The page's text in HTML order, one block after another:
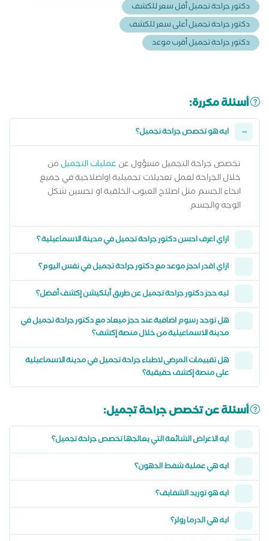
دكتور جراحة تجميل أقل سعر للكشف
دكتور جراحة تجميل أعلى سعر للكشف
دكتور جراحة تجميل أقرب موعد
أسئلة مكررة:
ايه هو تخصص جراحة تجميل؟
تخصص جراحة التجميل مسؤول عن عمليات التجميل من
خلال الجراحة لعمل تعديلات تجميلية اواصلاحية في جميع
انحاء الجسم مثل اصلاح العيوب الخلقية او تحسين شكل
الوجه والجسم
ازاي اعرف احسن دكتور جراحة تجميل في مدينة الاسماعيلية ؟
ازاي اقدر احجز موعد مع دكتور جراحة تجميل في نفس اليوم؟
ليه حجز دكتور جراحة تجميل عن طريق أبلكيشن إكشف أفضل؟
هل توجد رسوم اضافية عند حجز ميعاد مع دكتور جراحة تجميل في
مدينة الاسماعيلية من خلال منصة إكشف؟
هل تقييمات المرضى لاطباء جراحة تجميل في مدينة الاسماعيلية
على منصة إكشف حقيقية؟
أسئلة عن تخصص جراحة تجميل:
ايه الاعراض الشائعة التي يعالجها تخصص جراحة تجميل؟
ايه هي عملية شفط الدهون؟
ايه هو توريد الشفايف؟
ايه هي الدرما رولر؟